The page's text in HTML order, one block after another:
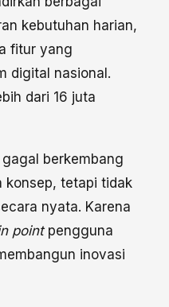
kebutuhan harian,
fitur yang
digital nasional.
dari 16 juta
berkembang
konsep, tetapi tidak
nyata. Karena
pointpengguna
inovasi